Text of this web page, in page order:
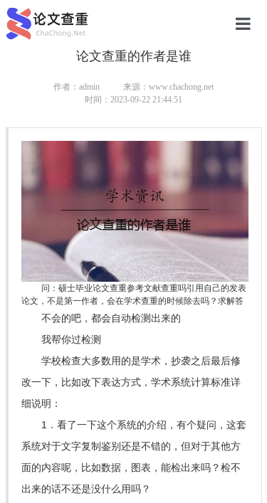
研究生论
论文查重的作者是谁
作者：admin
来源：www.chachong.net
时间：2023-09-22 21:44:51
问：硕士毕业论文查重参考文献查重吗引用自己的发表
论文，不是第一作者，会在学术查重的时候除去吗？求解答
不会的吧，都会自动检测出来的
我帮你过检测
学校检查大多数用的是学术，抄袭之后最后修
改一下，比如改下表达方式，学术系统计算标准详
细说明：
1．看了一下这个系统的介绍，有个疑问，这套
系统对于文字复制鉴别还是不错的，但对于其他方
面的内容呢，比如数据，图表，能检出来吗？检不
出来的话不还是没什么用吗？